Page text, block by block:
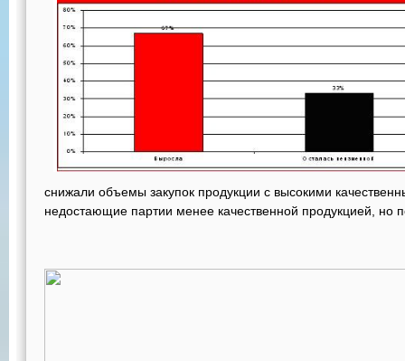
снижали объемы закупок продукции с высокими
недостающие партии менее качественной продукцией, но